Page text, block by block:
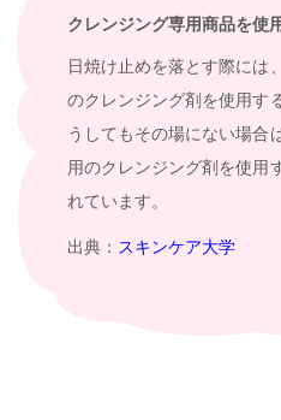
クレンジング専用商品を使
日焼け止めを落とす際には
のクレンジング剤を使用す
うしてもその場にない場合
用のクレンジング剤を使用
れています。
出典： スキンケア大学